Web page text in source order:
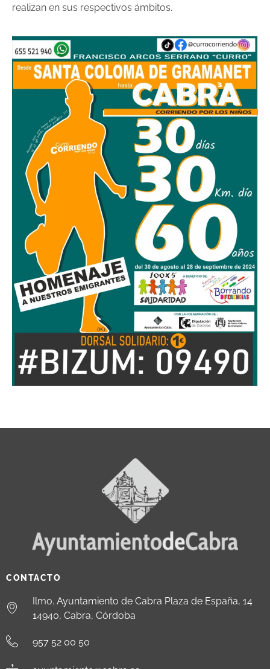
realizan en sus respectivos ámbitos.
CONTACTO
Ilmo. Ayuntamiento de Cabra Plaza de España, 14
14940, Cabra, Córdoba
957 52 00 50